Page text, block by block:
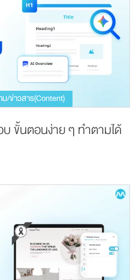
/ข่าวสาร(Content)
บ ขั้นตอนง่าย ๆ ทำตามได้